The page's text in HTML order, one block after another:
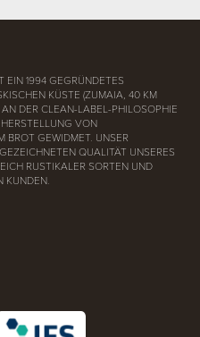
EIN 1994 GEGRÜNDETES
KÜSTE (ZUMAIA, 40 KM
DER CLEAN-LABEL-PHILOSOPHIE
VON
BROT GEWIDMET. UNSER
QUALITÄT UNSERES
RUSTIKALER SORTEN UND
KUNDEN.